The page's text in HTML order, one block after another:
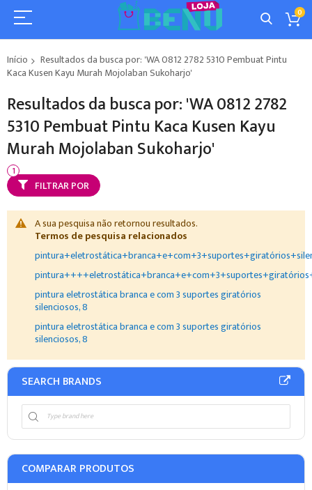
0
Início
Resultados da busca por: 'WA 0812 2782 5310 Pembuat Pintu
Kaca Kusen Kayu Murah Mojolaban Sukoharjo'
Resultados da busca por: 'WA 0812 2782
5310 Pembuat Pintu Kaca Kusen Kayu
Murah Mojolaban Sukoharjo'
A sua pesquisa não retornou resultados.
Termos de pesquisa relacionados
pintura eletrostática branca e com 3 suportes giratórios
silenciosos, 8
pintura eletrostática branca e com 3 suportes giratórios
silenciosos, 8
FILTRAR POR
SEARCH BRANDS
COMPARAR PRODUTOS